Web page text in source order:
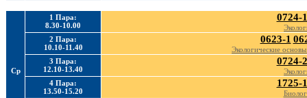
Ср
1 Пара:
8.30-10.00
0724-1
2 Пара:
10.10-11.40
0623-1
Экологические
3 Пара:
12.10-13.40
0724-2
4 Пара:
13.50-15.20
1725-1